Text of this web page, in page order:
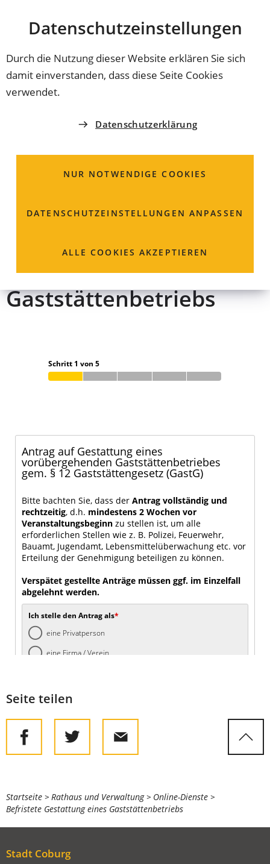
Datenschutz­einstellungen
Durch die Nutzung dieser Website erklären Sie sich
damit einverstanden, dass diese Seite Cookies
verwendet.
Datenschutzerklärung
NUR NOTWENDIGE COOKIES
DATENSCHUTZ­EINSTELLUNGEN ANPASSEN
ALLE COOKIES AKZEPTIEREN
INHALT ANSPRINGEN
Coburg
Befristete Gestattung
eines
Gaststättenbetriebs
Seite teilen
Sie
befinden
hier:
Startseite Rathaus und Verwaltung
Online-Dienste
Befristete Gestattung eines Gaststättenbetriebs
Stadt Coburg